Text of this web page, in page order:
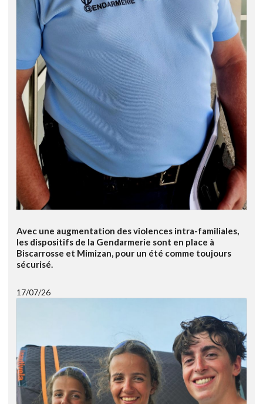
Avec une augmentation des violences intra-familiales,
les dispositifs de la Gendarmerie sont en place à
Biscarrosse et Mimizan, pour un été comme toujours
sécurisé.
17/07/26